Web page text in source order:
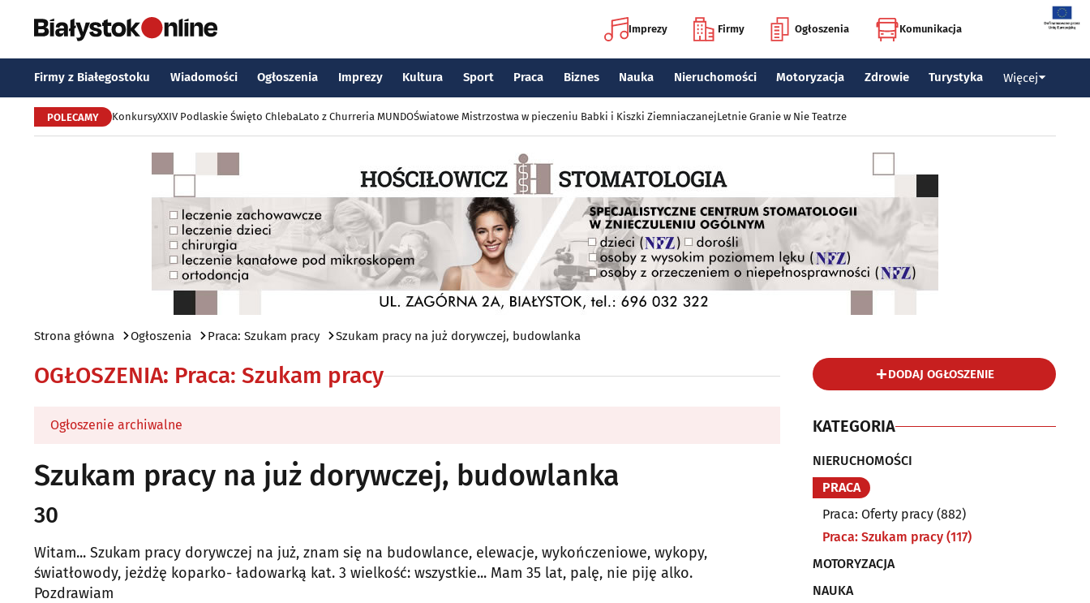
Imprezy Firmy Ogłoszenia Komunikacja
Firmy z Białegostoku Wiadomości Ogłoszenia Imprezy Kultura Sport Praca Biznes Nauka Nieruchomości Motoryzacja Zdrowie Turystyka Więcej
POLECAMY KonkursyXXIV Podlaskie Święto ChlebaLato z Churreria MUNDOŚwiatowe Mistrzostwa w pieczeniu Babki i Kiszki ZiemniaczanejLetnie Granie w Nie Teatrze
Strona główna Ogłoszenia Praca: Szukam pracy Szukam pracy na już dorywczej, budowlanka
OGŁOSZENIA: Praca: Szukam pracy
Ogłoszenie archiwalne
Szukam pracy na już dorywczej, budowlanka
30
Witam... Szukam pracy dorywczej na już, znam się na budowlance, elewacje, wykończeniowe, wykopy,
światłowody, jeżdżę koparko- ładowarką kat. 3 wielkość: wszystkie... Mam 35 lat, palę, nie piję alko.
Pozdrawiam
DODAJ OGŁOSZENIE
KATEGORIA
NIERUCHOMOŚCI
PRACA
Praca: Oferty pracy (882)
Praca: Szukam pracy (117)
MOTORYZACJA
NAUKA